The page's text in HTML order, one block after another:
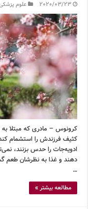
2020/03/23 علوم
کرونوس – مادری که مبتلا
کثیف فرزندش را استشمام
ادویه‌جات را حدس بزنند،
دهند و غذا به نظرشان طعم
…
مطالعه بیشتر »